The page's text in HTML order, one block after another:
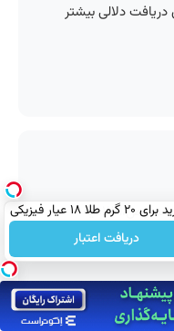
طلا ۱۸ عیار فیزیکی
دریافت اعتبار
دلالی بیشتر